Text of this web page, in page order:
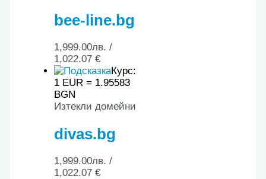
bee-line.bg
1,999.00лв. /
1,022.07 €
Курс:
1 EUR = 1.95583
BGN
Изтекли домейни
divas.bg
1,999.00лв. /
1,022.07 €